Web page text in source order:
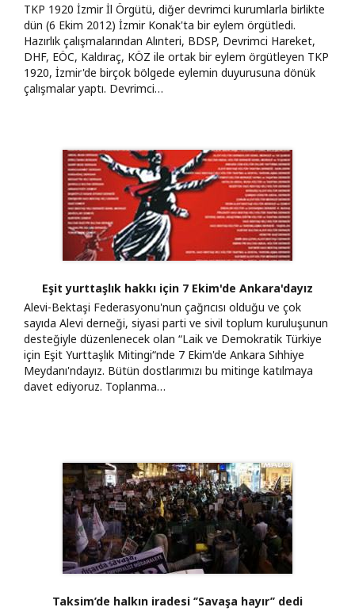
TKP 1920 İzmir İl Örgütü, diğer devrimci kurumlarla birlikte
dün (6 Ekim 2012) İzmir Konak'ta bir eylem örgütledi.
Hazırlık çalışmalarından Alınteri, BDSP, Devrimci Hareket,
DHF, EÖC, Kaldıraç, KÖZ ile ortak bir eylem örgütleyen TKP
1920, İzmir'de birçok bölgede eylemin duyurusuna dönük
çalışmalar yaptı. Devrimci…
Eşit yurttaşlık hakkı için 7 Ekim'de Ankara'dayız
Alevi-Bektaşi Federasyonu'nun çağrıcısı olduğu ve çok
sayıda Alevi derneği, siyasi parti ve sivil toplum kuruluşunun
desteğiyle düzenlenecek olan “Laik ve Demokratik Türkiye
için Eşit Yurttaşlık Mitingi“nde 7 Ekim'de Ankara Sıhhiye
Meydanı'ndayız. Bütün dostlarımızı bu mitinge katılmaya
davet ediyoruz. Toplanma…
Taksim’de halkın iradesi ‘’Savaşa hayır’’ dedi